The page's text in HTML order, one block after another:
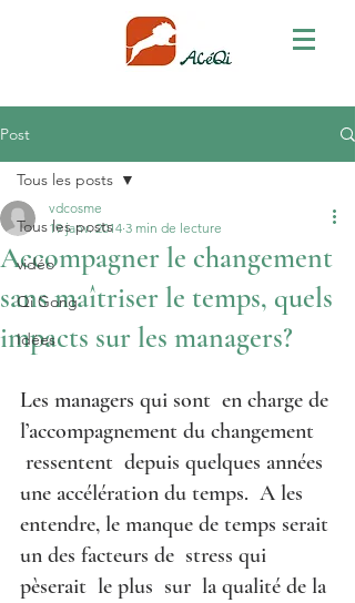
Post
Tous les posts
vidéo
Qi Gong
Idées
Tous les posts
Accompagner le changement
sans maîtriser le temps, quels
impacts sur les managers?
vdcosme
19 janv. 2014 3 min de lecture
Les managers qui sont  en charge de
l’accompagnement du changement
ressentent  depuis quelques années
une accélération du temps.  A les
entendre, le manque de temps serait
un des facteurs de  stress qui
pèserait  le plus  sur  la qualité de la